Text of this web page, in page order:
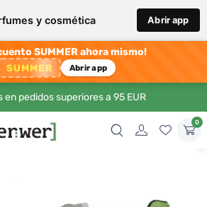
y cosmética Abrir app
SUMMER ahora mismo!
SUMMER Abrir app
en pedidos superiores a 95 EUR
0